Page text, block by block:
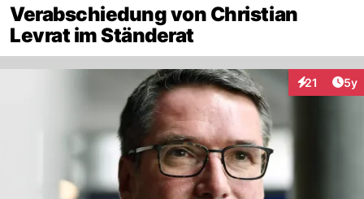
Verabschiedung von Christian
Levrat im Ständerat
21 5y